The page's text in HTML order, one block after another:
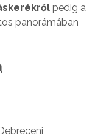
pedig a
panorámában